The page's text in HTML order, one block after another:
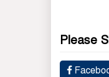
Please